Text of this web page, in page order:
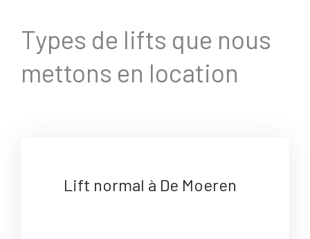
Types de lifts que nous
mettons en location
Lift normal à De Moeren